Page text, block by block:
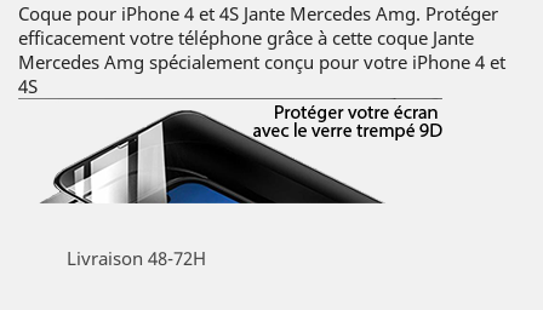
Coque pour iPhone 4 et 4S Jante Mercedes Amg. Protéger
efficacement votre téléphone grâce à cette coque Jante
Mercedes Amg spécialement conçu pour votre iPhone 4 et
4S
Livraison 48-72H